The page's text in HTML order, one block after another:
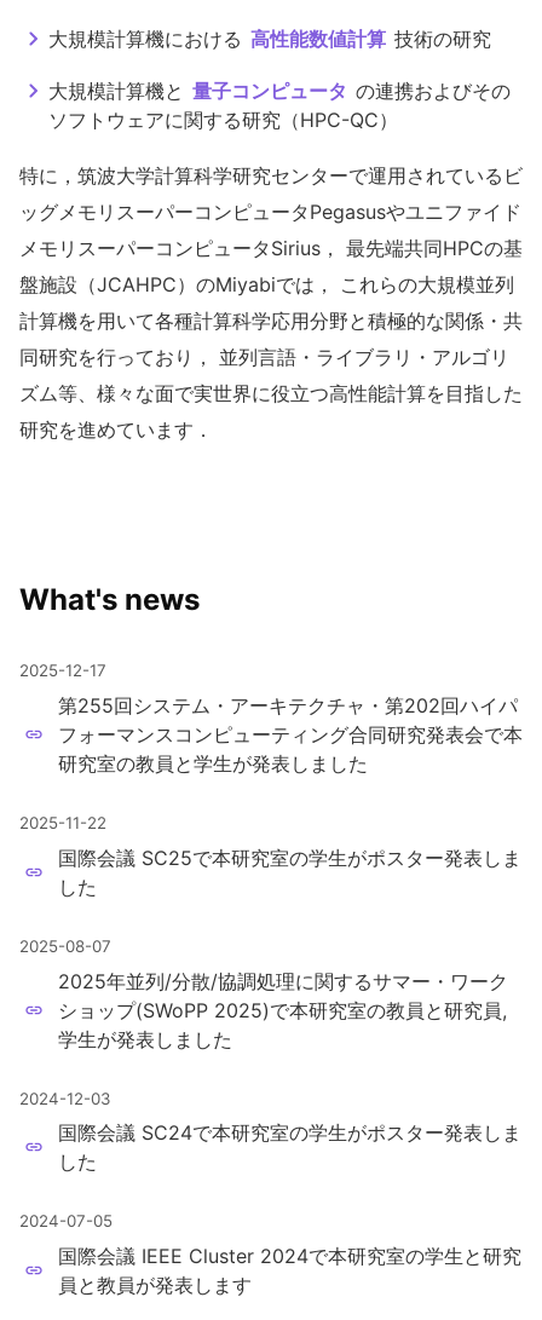
大規模計算機における 高性能数値計算 技術の研究
大規模計算機と 量子コンピュータ の連携およびその
ソフトウェアに関する研究（HPC-QC）
特に，筑波大学計算科学研究センターで運用されているビ
ッグメモリスーパーコンピュータPegasusやユニファイド
メモリスーパーコンピュータSirius， 最先端共同HPCの基
盤施設（JCAHPC）のMiyabiでは， これらの大規模並列
計算機を用いて各種計算科学応用分野と積極的な関係・共
同研究を行っており， 並列言語・ライブラリ・アルゴリ
ズム等、様々な面で実世界に役立つ高性能計算を目指した
研究を進めています．
What's news
2025-12-17
第255回システム・アーキテクチャ・第202回ハイパ
フォーマンスコンピューティング合同研究発表会で本
研究室の教員と学生が発表しました
2025-11-22
国際会議 SC25で本研究室の学生がポスター発表しま
した
2025-08-07
2025年並列/分散/協調処理に関するサマー・ワーク
ショップ(SWoPP 2025)で本研究室の教員と研究員,
学生が発表しました
2024-12-03
国際会議 SC24で本研究室の学生がポスター発表しま
した
2024-07-05
国際会議 IEEE Cluster 2024で本研究室の学生と研究
員と教員が発表します